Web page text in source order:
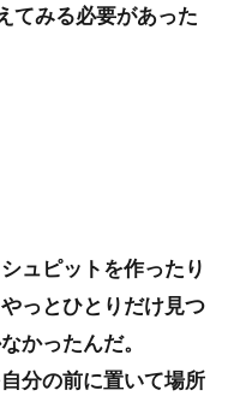
てみる必要があった
ュピットを作ったり
っとひとりだけ見つ
かったんだ。
分の前に置いて場所